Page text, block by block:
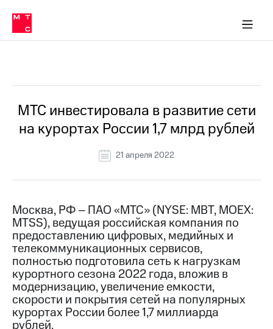
Медиа-центр
и акционерам
Устойчивое развитие
Комплаенс и деловая этика
компании
Карьера
История
компании
Руководство
Контакты
Медиа-центр
Пресс-
релизы
МТС
о технологиях
в МТС
Пресс-
релизы
о технологиях
МТС инвестировала в развитие сети
на курортах России 1,7 млрд рублей
21 апреля 2022
Москва, РФ – ПАО «МТС» (NYSE: MBT, MOEX:
MTSS), ведущая российская компания по
предоставлению цифровых, медийных и
телекоммуникационных сервисов,
полностью подготовила сеть к нагрузкам
курортного сезона 2022 года, вложив в
модернизацию, увеличение емкости,
скорости и покрытия сетей на популярных
курортах России более 1,7 миллиарда
рублей.